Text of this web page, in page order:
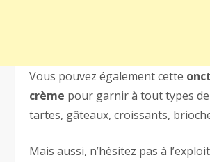
Vous pouvez également cette
crème pour garnir à tout types
tartes, gâteaux, croissants,
Mais aussi, n’hésitez pas à